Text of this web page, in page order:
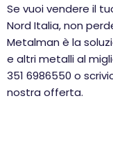
Se vuoi vendere il
Nord Italia, non
Metalman è la
e altri metalli al
351 6986550 o
nostra offerta.